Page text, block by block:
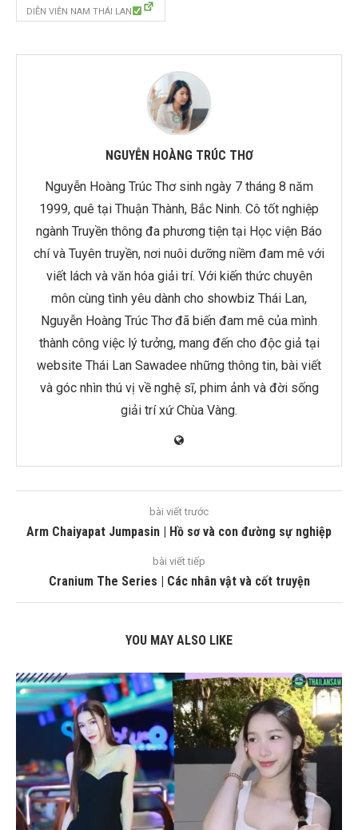
DIỄN VIÊN NAM THÁI LAN
NGUYỄN HOÀNG TRÚC THƠ
Nguyễn Hoàng Trúc Thơ sinh ngày 7 tháng 8 năm
1999, quê tại Thuận Thành, Bắc Ninh. Cô tốt nghiệp
ngành Truyền thông đa phương tiện tại Học viện Báo
chí và Tuyên truyền, nơi nuôi dưỡng niềm đam mê với
viết lách và văn hóa giải trí. Với kiến thức chuyên
môn cùng tình yêu dành cho showbiz Thái Lan,
Nguyễn Hoàng Trúc Thơ đã biến đam mê của mình
thành công việc lý tưởng, mang đến cho độc giả tại
website Thái Lan Sawadee những thông tin, bài viết
và góc nhìn thú vị về nghệ sĩ, phim ảnh và đời sống
giải trí xứ Chùa Vàng.
bài viết trước
Arm Chaiyapat Jumpasin | Hồ sơ và con đường sự nghiệp
bài viết tiếp
Cranium The Series | Các nhân vật và cốt truyện
YOU MAY ALSO LIKE